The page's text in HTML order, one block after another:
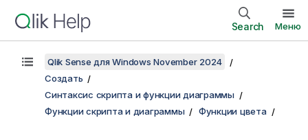
Search Меню
Qlik Sense для Windows November 2024
Создать
Синтаксис скрипта и функции диаграммы
Функции скрипта и диаграммы
Функции цвета